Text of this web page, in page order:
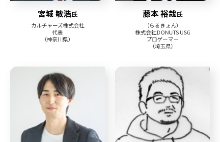
宮城 敏浩氏
カルチャーズ株式会社
代表
（神奈川県）
藤本 裕哉氏
（らるきょん）
株式会社DONUTS USG
プロゲーマー
（埼玉県）